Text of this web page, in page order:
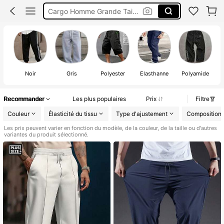
Jogging Grande Taille Homme
Noir Gris Polyester Élasthanne Polyamide
Recommander Les plus populaires Prix
Filtre
Couleur
Élasticité du tissu Type d'ajustement Composition
Les prix peuvent varier en fonction du modèle, de la couleur, de la taille ou d'autres
variantes du produit sélectionné.